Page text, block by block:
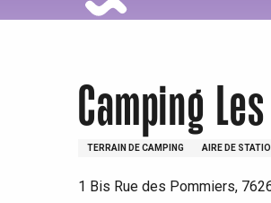
Camping
TERRAIN DE CAMPING AIRE DE
1 Bis Rue des Pommiers,